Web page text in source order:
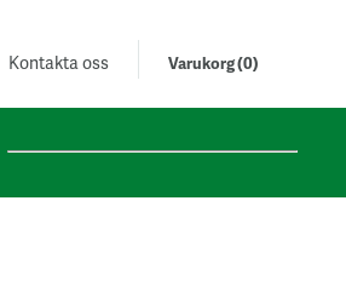
Varukorg (0)
Kontakta oss